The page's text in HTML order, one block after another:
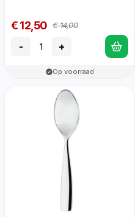
€ 12,50 € 14,00
- +
Op voorraad